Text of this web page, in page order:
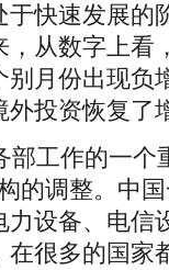
快速发展的
从数字上看
月份出现负
投资恢复了
工作的一个
的调整。中
设备、电信
很多的国家